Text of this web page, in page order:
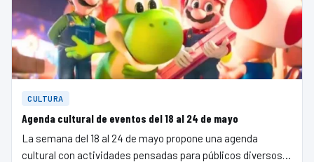
CULTURA
Agenda cultural de eventos del 18 al 24 de mayo
La semana del 18 al 24 de mayo propone una agenda
cultural con actividades pensadas para públicos diversos…